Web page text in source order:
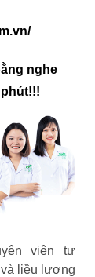
nghe
viên tư
liều lượng